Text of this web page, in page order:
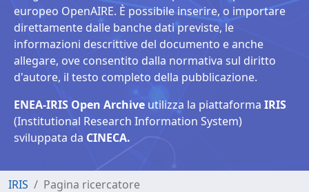
europeo OpenAIRE. È possibile inserire, o importare
direttamente dalle banche dati previste, le
informazioni descrittive del documento e anche
allegare, ove consentito dalla normativa sul diritto
d'autore, il testo completo della pubblicazione.
ENEA-IRIS Open Archive utilizza la piattaforma IRIS
(Institutional Research Information System)
sviluppata da CINECA.
IRIS Pagina ricercatore